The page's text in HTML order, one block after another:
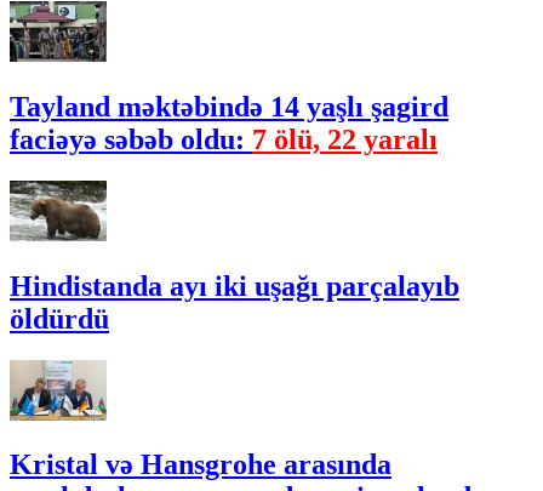
Tayland məktəbində 14 yaşlı şagird
faciəyə səbəb oldu: 7 ölü, 22 yaralı
Hindistanda ayı iki uşağı parçalayıb
öldürdü
Kristal və Hansgrohe arasında